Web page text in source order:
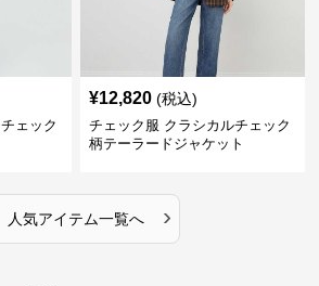
ェック
¥12,820 (税込)
チェック服 クラシカルチェック
柄テーラードジャケット
人気アイテム一覧へ ›